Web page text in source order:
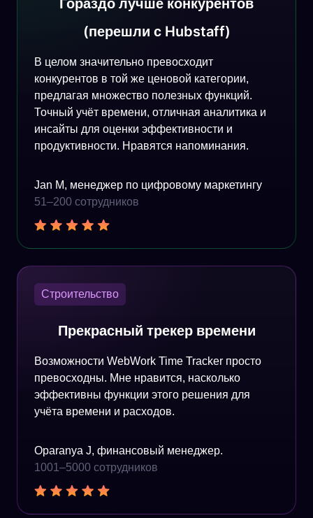
Гораздо лучше конкурентов
(перешли с Hubstaff)
В целом значительно превосходит
конкурентов в той же ценовой категории,
предлагая множество полезных функций.
Точный учёт времени, отличная аналитика и
инсайты для оценки эффективности и
продуктивности. Нравятся напоминания.
Jan M, менеджер по цифровому маркетингу
51–200 сотрудников
Строительство
Прекрасный трекер времени
Возможности WebWork Time Tracker просто
превосходны. Мне нравится, насколько
эффективны функции этого решения для
учёта времени и расходов.
Oparanya J, финансовый менеджер.
1001–5000 сотрудников